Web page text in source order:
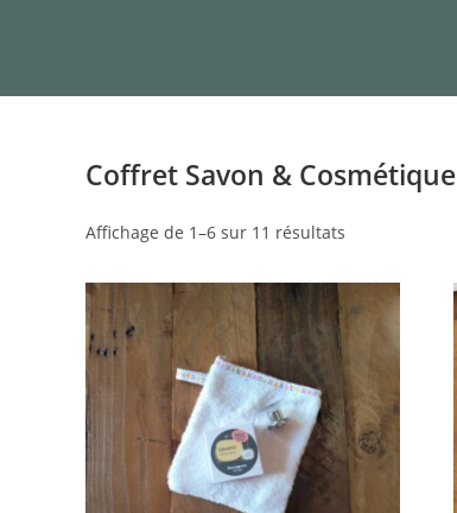
Coffret Savon & Cosmétique
Affichage de 1–6 sur 11 résultats